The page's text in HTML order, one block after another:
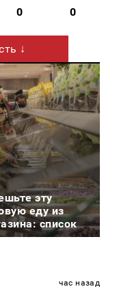
0 0
↓
эту
еду из
список
час назад